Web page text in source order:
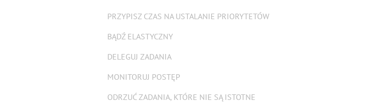
PRZYPISZ CZAS NA USTALANIE PRIORYTETÓW
BĄDŹ ELASTYCZNY
DELEGUJ ZADANIA
MONITORUJ POSTĘP
ODRZUĆ ZADANIA, KTÓRE NIE SĄ ISTOTNE